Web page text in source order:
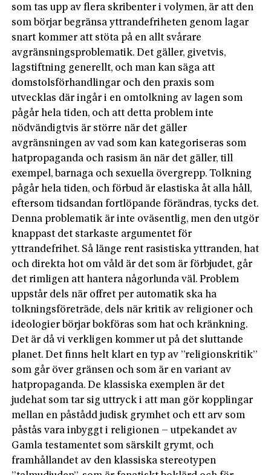
som tas upp av flera skribenter i volymen, är att den
som börjar begränsa yttrandefriheten genom lagar
snart kommer att stöta på en allt svårare
avgränsningsproblematik. Det gäller, givetvis,
lagstiftning generellt, och man kan säga att
domstolsförhandlingar och den praxis som
utvecklas där ingår i en omtolkning av lagen som
pågår hela tiden, och att detta problem inte
nödvändigtvis är större när det gäller
avgränsningen av vad som kan kategoriseras som
hatpropaganda och rasism än när det gäller, till
exempel, barnaga och sexuella övergrepp. Tolkning
pågår hela tiden, och förbud är elastiska åt alla håll,
eftersom tidsandan fortlöpande förändras, tycks det.
Denna problematik är inte oväsentlig, men den utgör
knappast det starkaste argumentet för
yttrandefrihet. Så länge rent rasistiska yttranden, hat
och direkta hot om våld är det som är förbjudet, går
det rimligen att hantera någorlunda väl. Problem
uppstår dels när offret per automatik ska ha
tolkningsföreträde, dels när kritik av religioner och
ideologier börjar bokföras som hat och kränkning.
Det är då vi verkligen kommer ut på det sluttande
planet. Det finns helt klart en typ av ”reli­gionskritik”
som går över gränsen och som är en variant av
hatpropaganda. De klassiska exemplen är det
judehat som tar sig uttryck i att man gör kopplingar
mellan en påstådd judisk grymhet och ett arv som
påstås vara inbyggt i religionen – utpekandet av
Gamla testamentet som särskilt grymt, och
framhållandet av den klassiska stereotypen